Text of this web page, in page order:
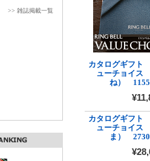
>> 雑誌掲載一覧
カタログギフ
ューチョイス
ね）
カタログギフ
ューチョイス
ま）